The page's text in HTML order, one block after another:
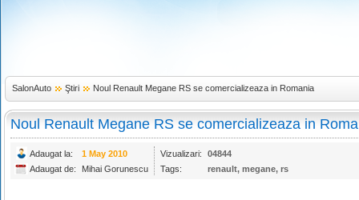
SalonAuto Ştiri Noul Renault Megane RS se comercializeaza in Romania
Noul Renault Megane RS se comercializeaza in
Adaugat la: 1 May 2010 Vizualizari:
04844
Adaugat de:
Mihai Gorunescu Tags: renault, megane, rs